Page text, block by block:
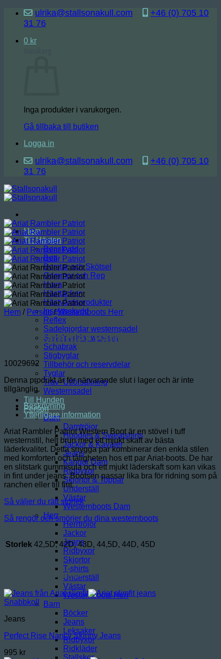
Skip
content
ulrika@stallsonakull.com
+46 (0) 705 10
31 76
0 kr
Inga produkter i varukorgen.
Gå tillbaka till butiken
Logga in
ulrika@stallsonakull.com
+46 (0) 705 10
31 76
Hem
Till Hästen
Benskydd
Bett
Borstar och Skötsel
Grimmor och Rep
Huva
Hästtäcken
Hästvårdsprodukter
Insektsskydd
Reflex
Sadelgjordar westernsadel
Sadelpaddar western
Schabrak
Stigbyglar
Tillbehör och reservdelar
Tyglar
Trav- Utförsäljning
Westernsadel
Till Hunden
Person
Dam
Damtröjor
Hoodies & Sweatshirts
Jackor & Kavajer
Jeans
Kängor Dam
Ridbyxor
Skjortor & Toppar
Underställ
Västar
Westernboots Dam
Herr
Herrtröjor
Jackor
Jeans
Ridbyxor
Skjortor
T-shirts
Underställ
Västar
Westernboots Herr
Barn
Böcker
Jeans
Leksaker
Ridbyxor
Ridkläder
Stallskor
Hem / Person / Westernboots Herr
Ariat Rambler Patriot
10029692
Denna produkt är för närvarande slut i lager och är inte
tillgänglig.
Beskrivning
Ytterligare information
Ariat Rambler Patriot Western Boot är en stövel i tuff
westernstil, helt brun med ett mjukt skaft av bästa
läderkvalitet. Detta snygga par kombinerar den enkla stilen
med komforten och tåligheten hos ett par Ariat-boots. De har
en slitstark gummisula och ett mjukt läderskaft som kan vikas
in fint under jeans. Bootsen passar lika bra för ridning som på
ranchen eller till fint.
Så väljer du rätt storlek
Så rengör och smörjer du dina westernboots
Storlek 42,5D, 42D, 43D, 44,5D, 44D, 45D
Relaterade produkter
Snabbkoll
Jeans
Perfect Rise Nancy Skinny Jeans
995 kr